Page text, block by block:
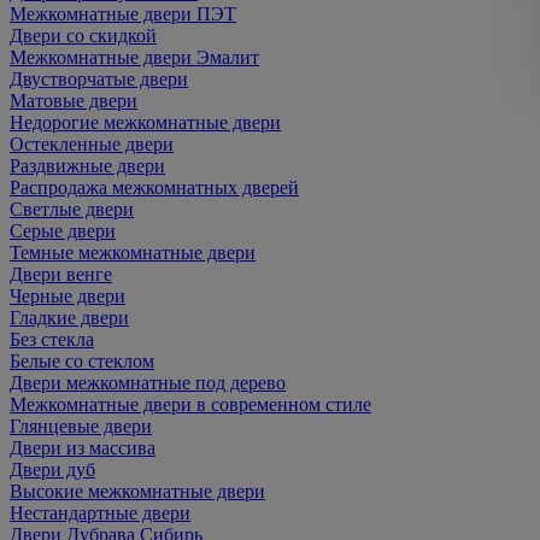
Межкомнатные двери ПЭТ
Двери со скидкой
Межкомнатные двери Эмалит
Двустворчатые двери
Матовые двери
Недорогие межкомнатные двери
Остекленные двери
Раздвижные двери
Распродажа межкомнатных дверей
Светлые двери
Серые двери
Темные межкомнатные двери
Двери венге
Черные двери
Гладкие двери
Без стекла
Белые со стеклом
Двери межкомнатные под дерево
Межкомнатные двери в современном стиле
Глянцевые двери
Двери из массива
Двери дуб
Высокие межкомнатные двери
Нестандартные двери
Двери Дубрава Сибирь